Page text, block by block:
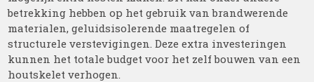
betrekking hebben op het gebruik van brandwerende
materialen, geluidsisolerende maatregelen of
structurele verstevigingen. Deze extra investeringen
kunnen het totale budget voor het zelf bouwen van een
houtskelet verhogen.